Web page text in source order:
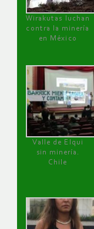
Wirakutas luchan
contra la minería
en México
Valle de Elqui
sin minería.
Chile